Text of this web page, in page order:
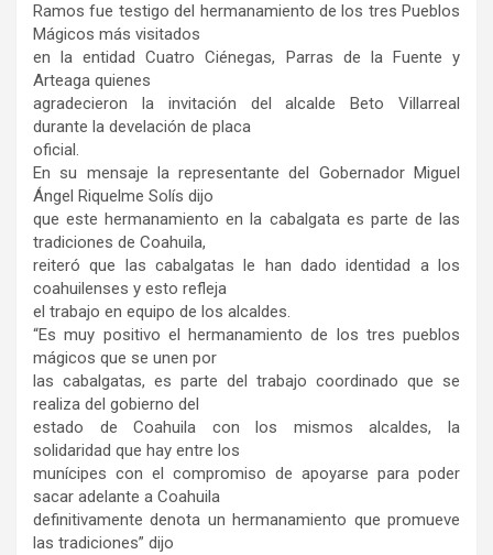
Ramos fue testigo del hermanamiento de los tres Pueblos
Mágicos más visitados
en la entidad Cuatro Ciénegas, Parras de la Fuente y
Arteaga quienes
agradecieron la invitación del alcalde Beto Villarreal
durante la develación de placa
oficial.
En su mensaje la representante del Gobernador Miguel
Ángel Riquelme Solís dijo
que este hermanamiento en la cabalgata es parte de las
tradiciones de Coahuila,
reiteró que las cabalgatas le han dado identidad a los
coahuilenses y esto refleja
el trabajo en equipo de los alcaldes.
“Es muy positivo el hermanamiento de los tres pueblos
mágicos que se unen por
las cabalgatas, es parte del trabajo coordinado que se
realiza del gobierno del
estado de Coahuila con los mismos alcaldes, la
solidaridad que hay entre los
munícipes con el compromiso de apoyarse para poder
sacar adelante a Coahuila
definitivamente denota un hermanamiento que promueve
las tradiciones” dijo